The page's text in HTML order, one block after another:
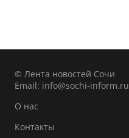
© Лента новостей Сочи
Email: info@sochi-inform.ru
О нас
Контакты